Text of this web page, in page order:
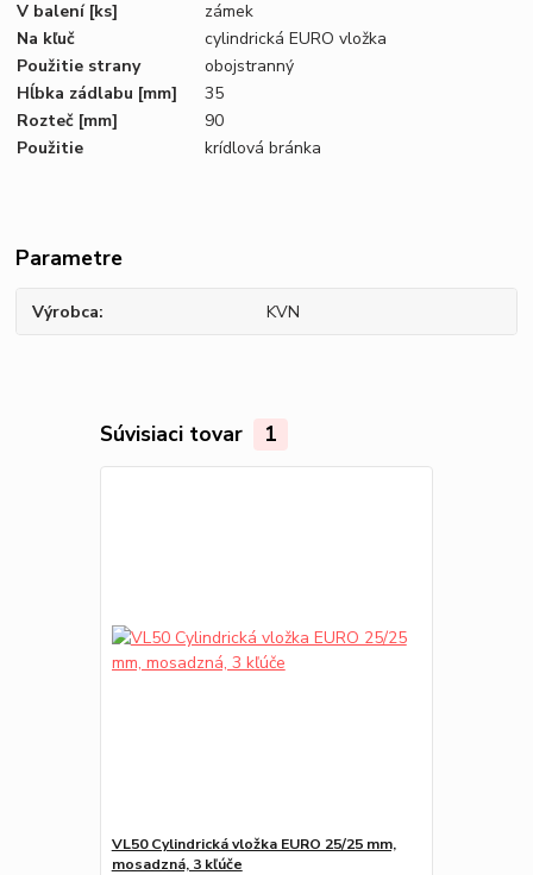
V balení [ks]
zámek
Na kľuč
cylindrická EURO vložka
Použitie strany
obojstranný
Hĺbka zádlabu [mm]
35
Rozteč [mm]
90
Použitie
krídlová bránka
Parametre
Výrobca KVN
Súvisiaci tovar 1
VL50 Cylindrická vložka EURO 25/25 mm,
mosadzná, 3 kľúče